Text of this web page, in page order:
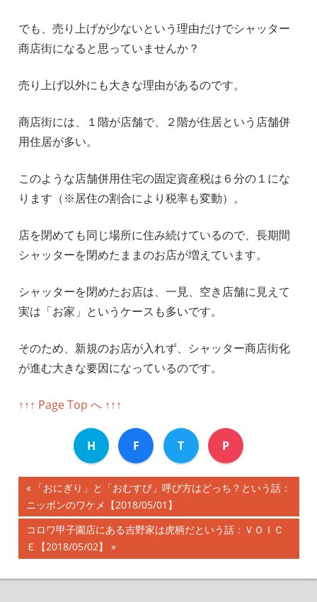
でも、売り上げが少ないという理由だけでシャッター
商店街になると思っていませんか？
売り上げ以外にも大きな理由があるのです。
商店街には、１階が店舗で、２階が住居という店舗併
用住居が多い。
このような店舗併用住宅の固定資産税は６分の１にな
ります（※居住の割合により税率も変動）。
店を閉めても同じ場所に住み続けているので、長期間
シャッターを閉めたままのお店が増えています。
シャッターを閉めたお店は、一見、空き店舗に見えて
実は「お家」というケースも多いです。
そのため、新規のお店が入れず、シャッター商店街化
が進む大きな要因になっているのです。
↑↑↑ Page Top へ ↑↑↑
H F T P
投
稿
ナ
ビ
前
の
記
事:
「おにぎり」と「おむすび」呼び方はどっち？という話：
ニッポンのワケメ【2018/05/01】
次
の
事:
コロワ甲子園店にある吉野家は虎柄だという話：ＶＯＩＣ
Ｅ【2018/05/02】